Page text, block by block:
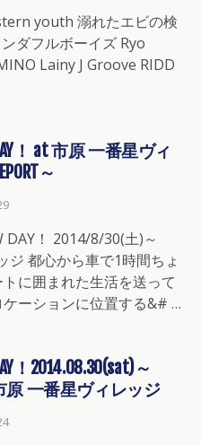
youth 溺れたエビの検
ダフルボーイズ Ryo
Lainy J Groove RIDD
DAY！ at 市原 一番星ヴィ
～
DAY！ 2014/8/30(土)～
ジ 都心から車で1時間ちょ
に囲まれた生活を送って
ーションに位置する&# …
！2014.08.30(sat)～
原 一番星ヴィレッジ